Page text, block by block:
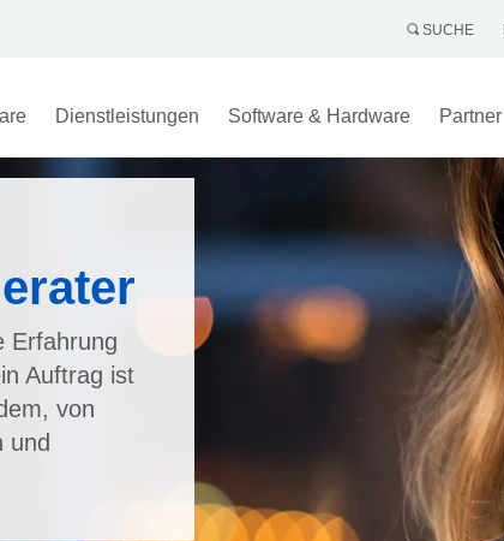
SUCHE
Dienstleistungen Software & Hardware Partner
Erfahrung
Auftrag ist
von
und